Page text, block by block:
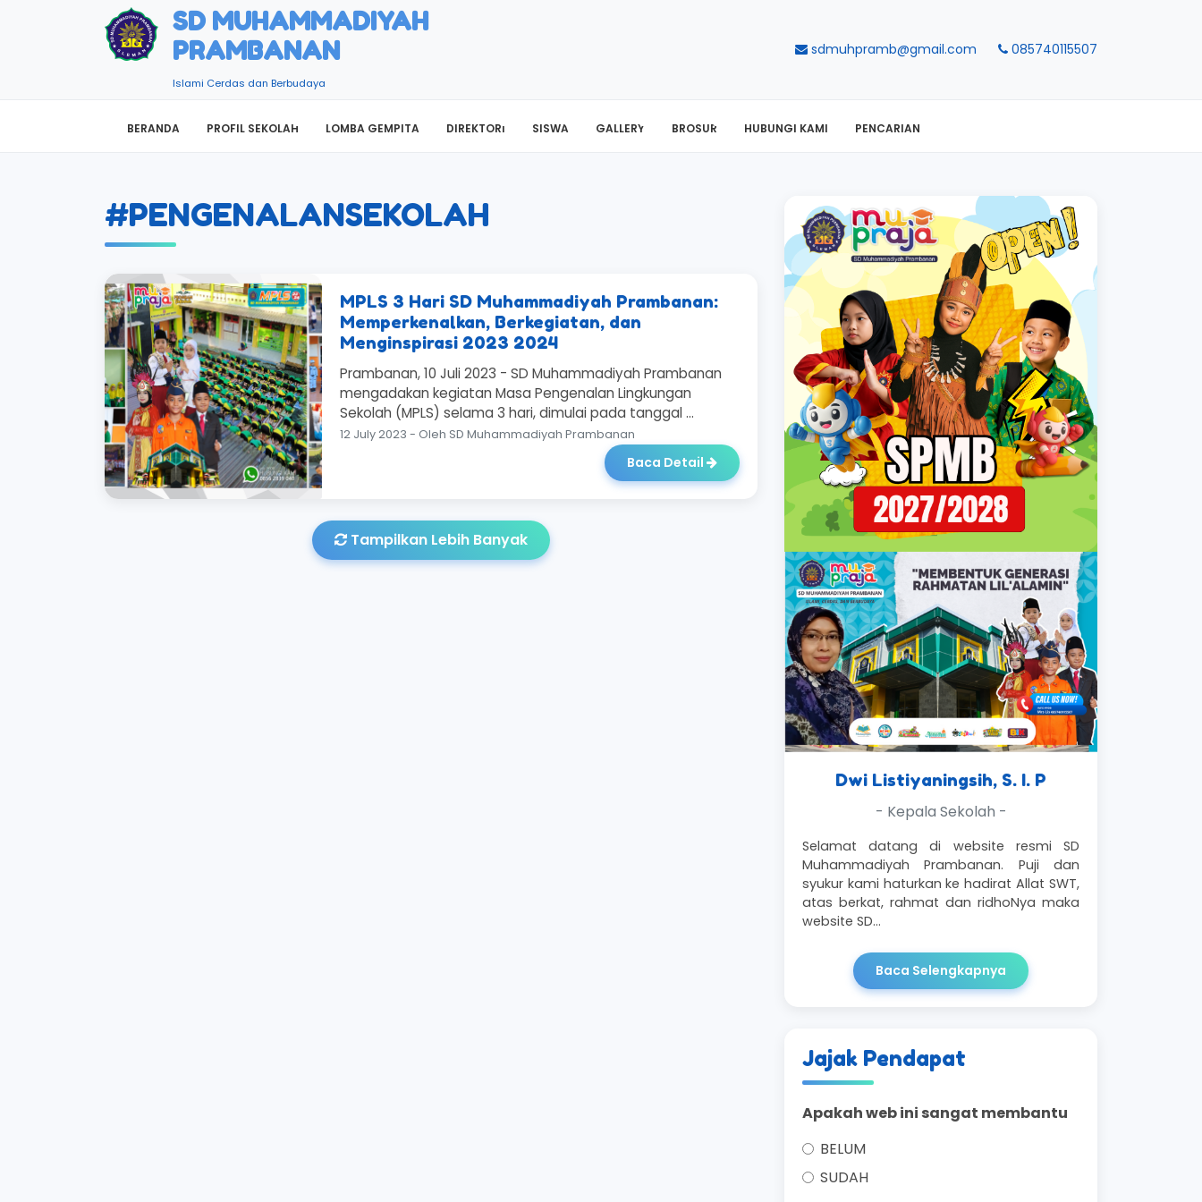
SD MUHAMMADIYAH
PRAMBANAN
Islami Cerdas dan Berbudaya
sdmuhpramb@gmail.com 085740115507
BERANDA PROFIL SEKOLAH LOMBA GEMPITA DIREKTORI SISWA GALLERY BROSUR HUBUNGI KAMI PENCARIAN
#PENGENALANSEKOLAH
MPLS 3 Hari SD Muhammadiyah Prambanan:
Memperkenalkan, Berkegiatan, dan
Menginspirasi 2023 2024
Prambanan, 10 Juli 2023 - SD Muhammadiyah Prambanan
mengadakan kegiatan Masa Pengenalan Lingkungan
Sekolah (MPLS) selama 3 hari, dimulai pada tanggal ...
12 July 2023 - Oleh SD Muhammadiyah Prambanan
Baca Detail
Tampilkan Lebih Banyak
Dwi Listiyaningsih, S. I. P
- Kepala Sekolah -
Selamat datang di website resmi SD
Muhammadiyah Prambanan. Puji dan
syukur kami haturkan ke hadirat Allat SWT,
atas berkat, rahmat dan ridhoNya maka
website SD…
Baca Selengkapnya
Jajak Pendapat
Apakah web ini sangat membantu
BELUM
SUDAH